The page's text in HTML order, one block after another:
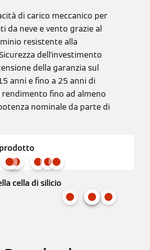
di carico meccanico per
da neve e vento grazie al
resistente alla
dell'investimento
della garanzia sul
anni e fino a 25 anni di
rendimento fino ad almeno
nominale da parte di
cella di silicio